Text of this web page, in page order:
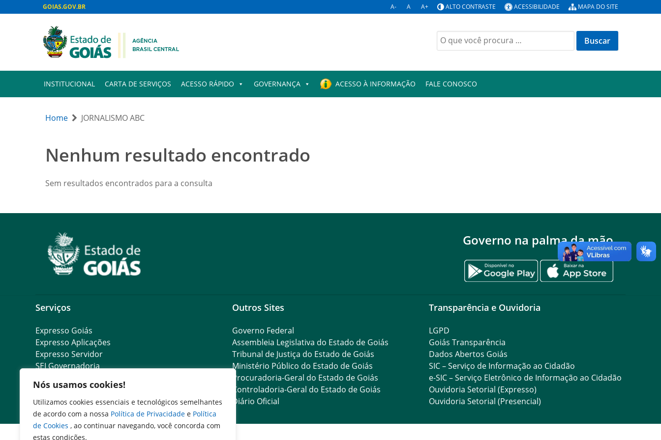
Nós usamos cookies!
Utilizamos cookies essenciais e tecnológicos semelhantes
de acordo com a nossa Política de Privacidade e Política
de Cookies , ao continuar navegando, você concorda com
estas condições.
GOIAS.GOV.BR A- A A+ ALTO CONTRASTE ACESSIBILIDADE MAPA DO SITE
Buscar
por:
INSTITUCIONAL CARTA DE SERVIÇOS ACESSO RÁPIDO GOVERNANÇA ACESSO À INFORMAÇÃO FALE CONOSCO
Home JORNALISMO ABC
Nenhum resultado encontrado
Sem resultados encontrados para a consulta
Governo na palma da mão
Serviços
Expresso Goiás
Expresso Aplicações
Expresso Servidor
SEI Governadoria
Escola de Governo
Agenda de Autoridades
Outros Sites
Governo Federal
Assembleia Legislativa do Estado de Goiás
Tribunal de Justiça do Estado de Goiás
Ministério Público do Estado de Goiás
Procuradoria-Geral do Estado de Goiás
Controladoria-Geral do Estado de Goiás
Diário Oficial
Transparência e Ouvidoria
LGPD
Goiás Transparência
Dados Abertos Goiás
SIC – Serviço de Informação ao Cidadão
e-SIC – Serviço Eletrônico de Informação ao Cidadão
Ouvidoria Setorial (Expresso)
Ouvidoria Setorial (Presencial)